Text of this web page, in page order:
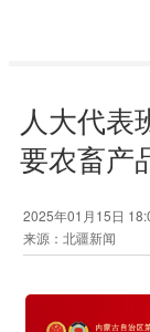
人大代表
要农畜产
2025年01月15日
来源：北疆新闻